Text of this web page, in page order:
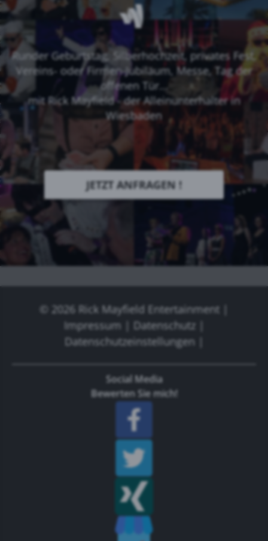
Runder Geburtstag, Silberhochzeit, privates Fest,
Vereins- oder Firmen-Jubiläum, Messe, Tag der
offenen Tür...
mit Rick Mayfield - der Alleinunterhalter in
Wiesbaden
JETZT ANFRAGEN !
© 2026 Rick Mayfield Entertainment
Impressum
Datenschutz
Datenschutzeinstellungen
Social Media
Bewerten Sie mich!